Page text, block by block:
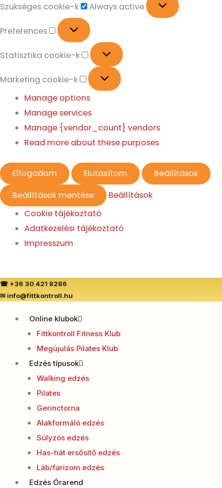
Szükséges cookie-k Always active
Preferences
Statisztika cookie-k
Marketing cookie-k
Manage options
Manage services
Manage {vendor_count} vendors
Read more about these purposes
Elfogadom Elutasítom
Beállítások
Beállítások mentése
Beállítások
Cookie tájékoztató
Adatkezelési tájékoztató
Impresszum
☎ +36 30 421 8286
✉ info@fittkontroll.hu
Online klubok
Fittkontroll Fitness Klub
Megújulás Pilates Klub
Edzés típusok
Walking edzés
Pilates
Gerinctorna
Alakformáló edzés
Súlyzós edzés
Has-hát ersősítő edzés
Láb/farizom edzés
Edzés Órarend